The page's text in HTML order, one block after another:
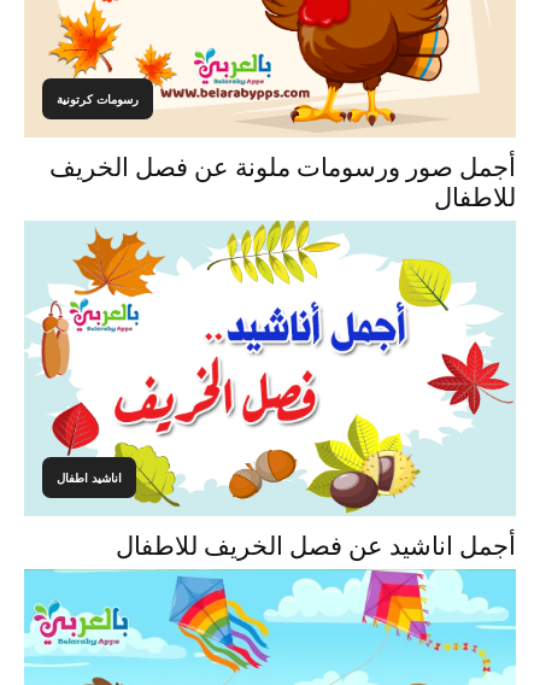
رسومات كرتونية
أجمل صور ورسومات ملونة عن فصل الخريف
للاطفال
اناشيد اطفال
أجمل اناشيد عن فصل الخريف للاطفال